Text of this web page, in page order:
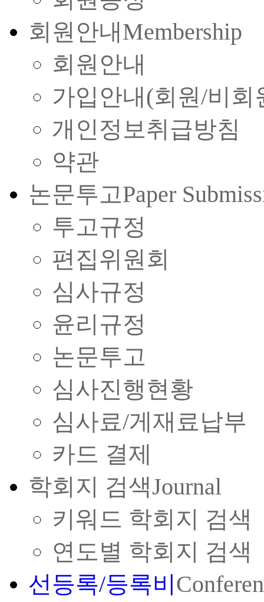
회원안내Membership
회원안내
가입안내(회원/비회
개인정보취급방침
약관
논문투고Paper
투고규정
편집위원회
심사규정
윤리규정
논문투고
심사진행현황
심사료/게재료납부
카드 결제
학회지 검색Journal
키워드 학회지 검색
연도별 학회지 검색
선등록/등록비